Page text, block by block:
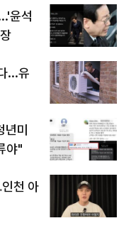
윤석
...유
년미
야"
천 아